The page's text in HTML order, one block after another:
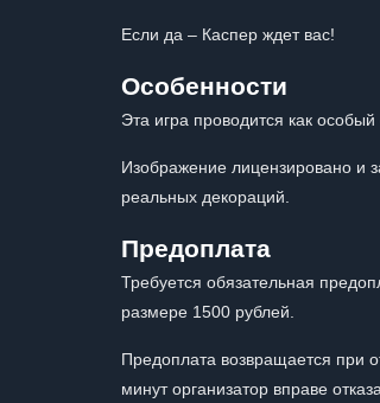
Если да – Каспер ждет вас!
Особенности
Эта игра проводится как
Изображение лицензировано и
реальных декораций.
Предоплата
Требуется обязательная
размере 1500 рублей.
Предоплата возвращается при
минут организатор вправе